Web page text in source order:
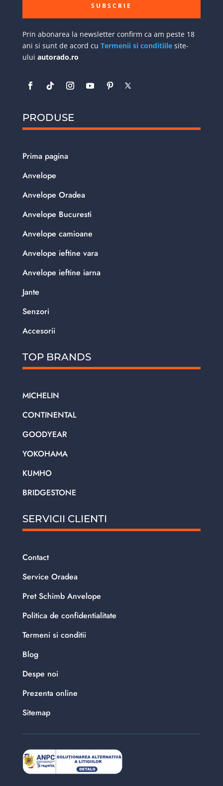
SUBSCRIE
Prin abonarea la newsletter confirm ca am peste 18
ani si sunt de acord cu Termenii si conditiilesite-
ului autorado.ro
PRODUSE
Prima pagina
Anvelope
Anvelope Oradea
Anvelope Bucuresti
Anvelope camioane
Anvelope ieftine vara
Anvelope ieftine iarna
Jante
Senzori
Accesorii
TOP BRANDS
MICHELIN
CONTINENTAL
GOODYEAR
YOKOHAMA
KUMHO
BRIDGESTONE
SERVICII CLIENTI
Contact
Service Oradea
Pret Schimb Anvelope
Politica de confidentialitate
Termeni si conditii
Blog
Despe noi
Prezenta online
Sitemap